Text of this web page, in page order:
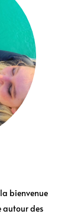
bienvenue
autour des